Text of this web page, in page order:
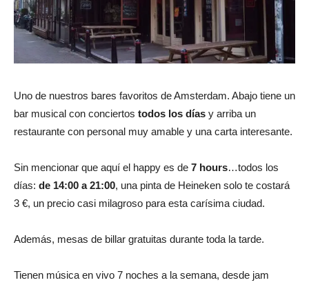
Uno de nuestros bares favoritos de Amsterdam. Abajo tiene un
bar musical con conciertos todos los días y arriba un
restaurante con personal muy amable y una carta interesante.
Sin mencionar que aquí el happy es de 7 hours…todos los
días: de 14:00 a 21:00, una pinta de Heineken solo te costará
3 €, un precio casi milagroso para esta carísima ciudad.
Además, mesas de billar gratuitas durante toda la tarde.
Tienen música en vivo 7 noches a la semana, desde jam